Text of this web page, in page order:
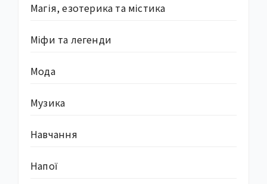
Магія, езотерика та містика
Міфи та легенди
Мода
Музика
Навчання
Напої